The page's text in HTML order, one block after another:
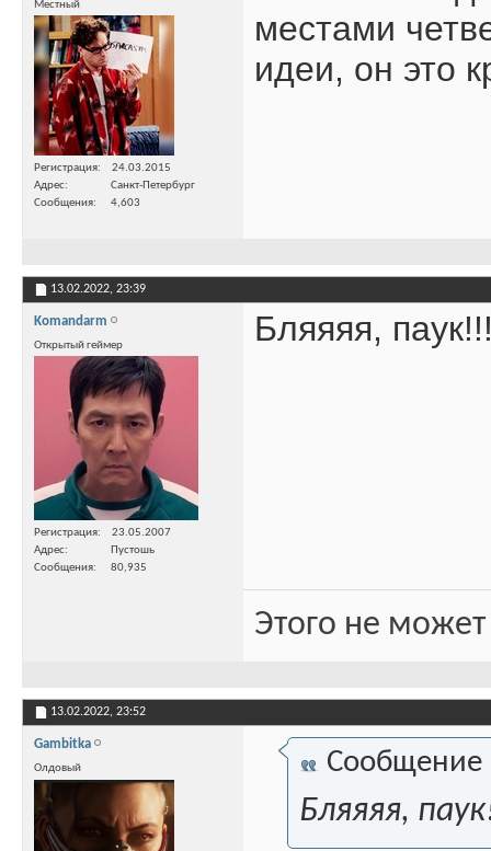
Местный
Регистрация
24.03.2015
Адрес
Санкт-Петербург
Сообщения
4,603
местами
идеи, он это
13.02.2022, 23:39
Komandarm
Открытый геймер
Регистрация
23.05.2007
Адрес
Пустошь
Сообщения
80,935
Бляяяя,
Этого не
13.02.2022, 23:52
Gambitka
Олдовый Сообщение
Бляяяя,